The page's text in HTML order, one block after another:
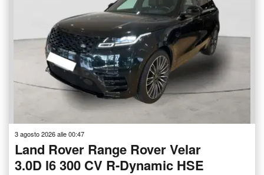
3 agosto 2026 alle 00:47
Land Rover Range Rover Velar
3.0D l6 300 CV R-Dynamic HSE